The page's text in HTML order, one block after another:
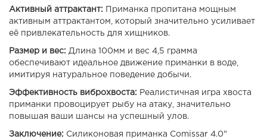
Активный аттрактант: Приманка пропитана мощным
активным аттрактантом, который значительно усиливает
её привлекательность для хищников.
Размер и вес: Длина 100мм и вес 4,5 грамма
обеспечивают идеальное движение приманки в воде,
имитируя натуральное поведение добычи.
Эффективность виброхвоста: Реалистичная игра хвоста
приманки провоцирует рыбу на атаку, значительно
повышая ваши шансы на успешный улов.
Заключение: Силиконовая приманка Comissar 4.0"